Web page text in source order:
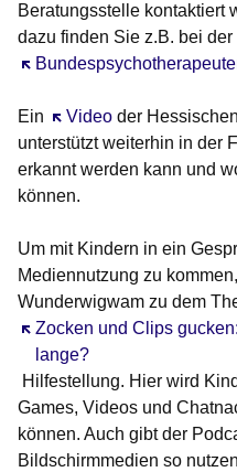
Beratungsstelle kontaktiert
dazu finden Sie z.B. bei der
Öffnet sich in einem neuen
Ein Video
Öffnet sich in einem
der
unterstützt weiterhin in der
erkannt werden kann und
können.
Um mit Kindern in ein
Mediennutzung zu
Wunderwigwam zu dem
Zocken und Clips
lange?
Öffnet sich in einem neuen
Hilfestellung. Hier wird
Games, Videos und
können. Auch gibt der
Bildschirmmedien so